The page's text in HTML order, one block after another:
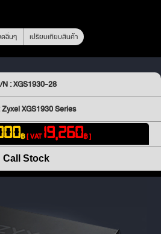
ดอื่นๆ เปรียบเทียบสินค้า
N : XGS1930-28
XGS1930 Series
฿[ VAT19,260฿ ]
Call Stock